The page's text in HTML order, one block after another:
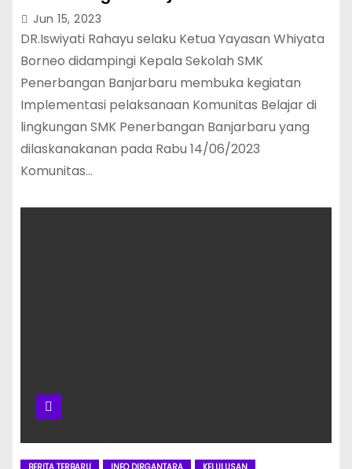
Jun 15, 2023
DR.Iswiyati Rahayu selaku Ketua Yayasan Whiyata
Borneo didampingi Kepala Sekolah SMK
Penerbangan Banjarbaru membuka kegiatan
Implementasi pelaksanaan Komunitas Belajar di
lingkungan SMK Penerbangan Banjarbaru yang
dilaskanakanan pada Rabu 14/06/2023
Komunitas…